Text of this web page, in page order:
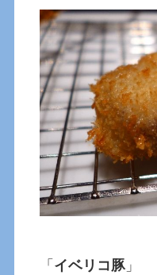
「 イベリコ豚」